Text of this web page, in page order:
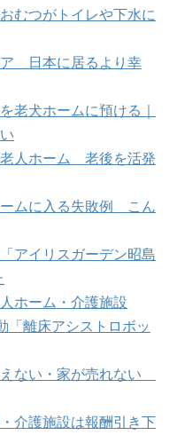
むつがトイレや下水に
日本に居るより幸
老犬ホームに預ける｜
人ホーム 老後を活発
ムに入る失敗例 こん
アイリスガーデン昭島
ホーム・介護施設
「離床アシストロボッ
ない・家が売れない
介護施設は報酬引き下